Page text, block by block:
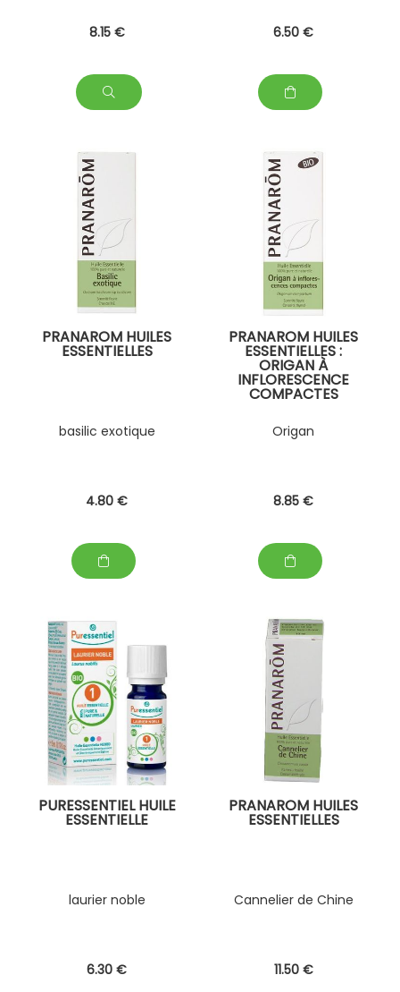
8.15 € 6.50 €
PRANAROM HUILES
ESSENTIELLES
basilic exotique
4.80 €
PRANAROM HUILES
ESSENTIELLES :
ORIGAN À
INFLORESCENCE
COMPACTES
Origan
8.85 €
PURESSENTIEL HUILE
ESSENTIELLE
laurier noble
6.30 €
PRANAROM HUILES
ESSENTIELLES
Cannelier de Chine
11.50 €